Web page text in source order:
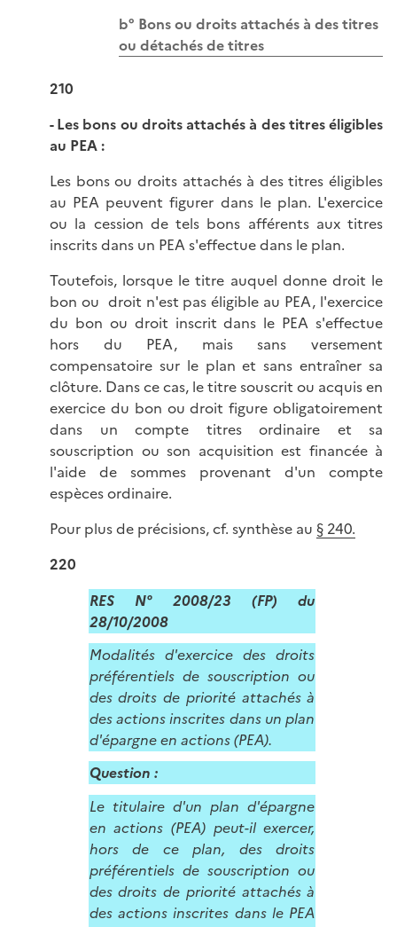
b° Bons ou droits attachés à des titres
ou détachés de titres
210
- Les bons ou droits attachés à des titres éligibles
au PEA :
Les bons ou droits attachés à des titres éligibles
au PEA peuvent figurer dans le plan. L'exercice
ou la cession de tels bons afférents aux titres
inscrits dans un PEA s'effectue dans le plan.
Toutefois, lorsque le titre auquel donne droit le
bon ou droit n'est pas éligible au PEA, l'exercice
du bon ou droit inscrit dans le PEA s'effectue
hors du PEA, mais sans versement
compensatoire sur le plan et sans entraîner sa
clôture. Dans ce cas, le titre souscrit ou acquis en
exercice du bon ou droit figure obligatoirement
dans un compte titres ordinaire et sa
souscription ou son acquisition est financée à
l'aide de sommes provenant d'un compte
espèces ordinaire.
Pour plus de précisions, cf. synthèse au § 240.
220
RES N° 2008/23 (FP) du
28/10/2008
Modalités d'exercice des droits
préférentiels de souscription ou
des droits de priorité attachés à
des actions inscrites dans un plan
d'épargne en actions (PEA).
Question :
Le titulaire d'un plan d'épargne
en actions (PEA) peut-il exercer,
hors de ce plan, des droits
préférentiels de souscription ou
des droits de priorité attachés à
des actions inscrites dans le PEA